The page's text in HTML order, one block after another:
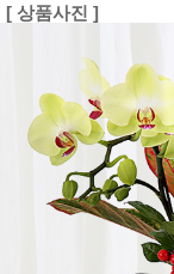
[ 상품사진 ]